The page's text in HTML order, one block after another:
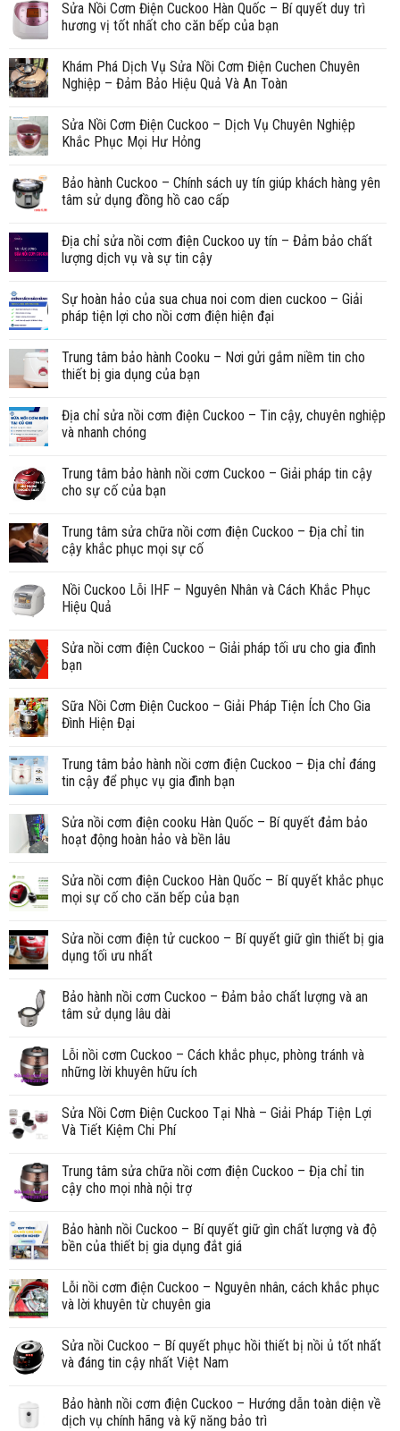
Sửa Nồi Cơm Điện Cuckoo Hàn Quốc – Bí quyết duy trì
hương vị tốt nhất cho căn bếp của bạn
Khám Phá Dịch Vụ Sửa Nồi Cơm Điện Cuchen Chuyên
Nghiệp – Đảm Bảo Hiệu Quả Và An Toàn
Sửa Nồi Cơm Điện Cuckoo – Dịch Vụ Chuyên Nghiệp
Khắc Phục Mọi Hư Hỏng
Bảo hành Cuckoo – Chính sách uy tín giúp khách hàng yên
tâm sử dụng đồng hồ cao cấp
Địa chỉ sửa nồi cơm điện Cuckoo uy tín – Đảm bảo chất
lượng dịch vụ và sự tin cậy
Sự hoàn hảo của sua chua noi com dien cuckoo – Giải
pháp tiện lợi cho nồi cơm điện hiện đại
Trung tâm bảo hành Cooku – Nơi gửi gắm niềm tin cho
thiết bị gia dụng của bạn
Địa chỉ sửa nồi cơm điện Cuckoo – Tin cậy, chuyên nghiệp
và nhanh chóng
Trung tâm bảo hành nồi cơm Cuckoo – Giải pháp tin cậy
cho sự cố của bạn
Trung tâm sửa chữa nồi cơm điện Cuckoo – Địa chỉ tin
cậy khắc phục mọi sự cố
Nồi Cuckoo Lỗi IHF – Nguyên Nhân và Cách Khắc Phục
Hiệu Quả
Sửa nồi cơm điện Cuckoo – Giải pháp tối ưu cho gia đình
bạn
Sữa Nồi Cơm Điện Cuckoo – Giải Pháp Tiện Ích Cho Gia
Đình Hiện Đại
Trung tâm bảo hành nồi cơm điện Cuckoo – Địa chỉ đáng
tin cậy để phục vụ gia đình bạn
Sửa nồi cơm điện cooku Hàn Quốc – Bí quyết đảm bảo
hoạt động hoàn hảo và bền lâu
Sửa nồi cơm điện Cuckoo Hàn Quốc – Bí quyết khắc phục
mọi sự cố cho căn bếp của bạn
Sửa nồi cơm điện tử cuckoo – Bí quyết giữ gìn thiết bị gia
dụng tối ưu nhất
Bảo hành nồi cơm Cuckoo – Đảm bảo chất lượng và an
tâm sử dụng lâu dài
Lỗi nồi cơm Cuckoo – Cách khắc phục, phòng tránh và
những lời khuyên hữu ích
Sửa Nồi Cơm Điện Cuckoo Tại Nhà – Giải Pháp Tiện Lợi
Và Tiết Kiệm Chi Phí
Trung tâm sửa chữa nồi cơm điện Cuckoo – Địa chỉ tin
cậy cho mọi nhà nội trợ
Bảo hành nồi Cuckoo – Bí quyết giữ gìn chất lượng và độ
bền của thiết bị gia dụng đắt giá
Lỗi nồi cơm điện Cuckoo – Nguyên nhân, cách khắc phục
và lời khuyên từ chuyên gia
Sửa nồi Cuckoo – Bí quyết phục hồi thiết bị nồi ủ tốt nhất
và đáng tin cậy nhất Việt Nam
Bảo hành nồi cơm điện Cuckoo – Hướng dẫn toàn diện về
dịch vụ chính hãng và kỹ năng bảo trì